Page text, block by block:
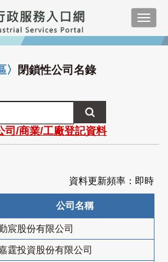
〉 閉鎖性公司名錄
司/商業/工廠登記資料
資料更新頻率：即時
公司名稱
宸股份有限公司
霆投資股份有限公司